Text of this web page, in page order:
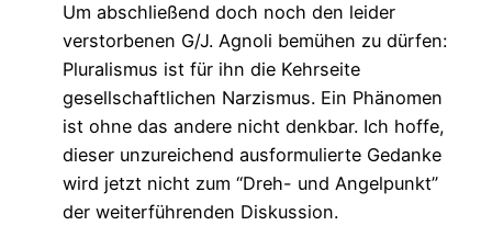
Um abschließend doch noch den leider
verstorbenen G/J. Agnoli bemühen zu dürfen:
Pluralismus ist für ihn die Kehrseite
gesellschaftlichen Narzismus. Ein Phänomen
ist ohne das andere nicht denkbar. Ich hoffe,
dieser unzureichend ausformulierte Gedanke
wird jetzt nicht zum “Dreh- und Angelpunkt”
der weiterführenden Diskussion.